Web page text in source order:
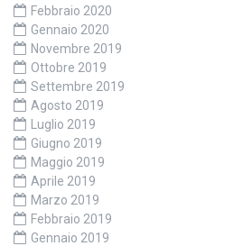
Febbraio 2020
Gennaio 2020
Novembre 2019
Ottobre 2019
Settembre 2019
Agosto 2019
Luglio 2019
Giugno 2019
Maggio 2019
Aprile 2019
Marzo 2019
Febbraio 2019
Gennaio 2019